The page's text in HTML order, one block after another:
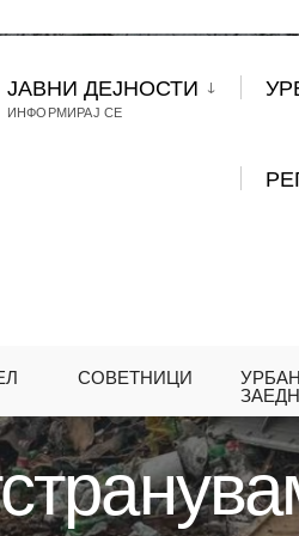
ЈАВНИ ДЕЈНОСТИ
ИНФОРМИРАЈ СЕ
СОВЕТНИЦИ
ДИВАТА ДЕПОНИЈА